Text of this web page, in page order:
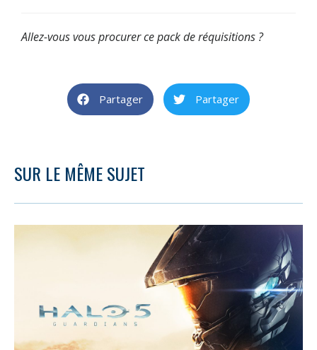
Allez-vous vous procurer ce pack de réquisitions ?
Partager Partager
SUR LE MÊME SUJET